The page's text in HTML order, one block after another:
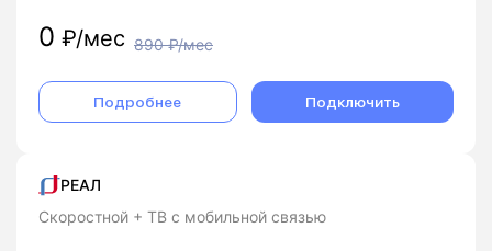
0 ₽/мес 890₽/мес
Подробнее Подключить
РЕАЛ
Скоростной + ТВ с мобильной связью